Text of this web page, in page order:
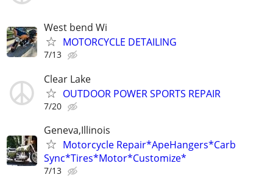
West bend Wi
MOTORCYCLE DETAILING
7/13
Clear Lake
OUTDOOR POWER SPORTS REPAIR
7/20
Geneva,Illinois
Motorcycle Repair*ApeHangers*Carb
Sync*Tires*Motor*Customize*
7/13